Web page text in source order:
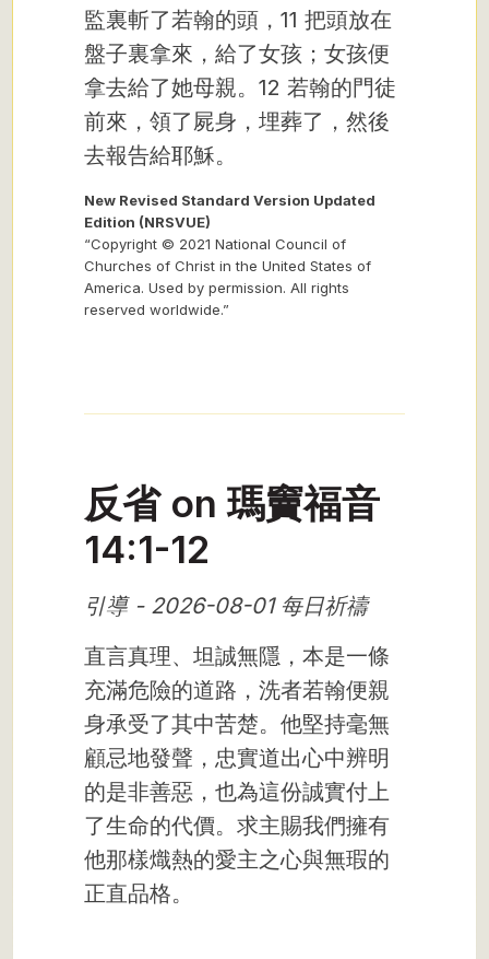
監裏斬了若翰的頭，11 把頭放在
盤子裏拿來，給了女孩；女孩便
拿去給了她母親。12 若翰的門徒
前來，領了屍身，埋葬了，然後
去報告給耶穌。
New Revised Standard Version Updated
Edition (NRSVUE)
“Copyright © 2021 National Council of
Churches of Christ in the United States of
America. Used by permission. All rights
reserved worldwide.”
反省 on 瑪竇福音
14:1-12
引導 - 2026-08-01 每日祈禱
直言真理、坦誠無隱，本是一條
充滿危險的道路，洗者若翰便親
身承受了其中苦楚。他堅持毫無
顧忌地發聲，忠實道出心中辨明
的是非善惡，也為這份誠實付上
了生命的代價。求主賜我們擁有
他那樣熾熱的愛主之心與無瑕的
正直品格。